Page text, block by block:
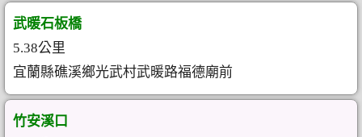
武暖石板橋
5.38公里
宜蘭縣礁溪鄉光武村武暖路福德廟前
竹安溪口